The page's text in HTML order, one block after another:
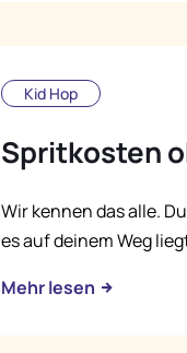
Kid Hop
Spritkosten
Wir kennen das alle.
es auf deinem Weg
Mehr lesen